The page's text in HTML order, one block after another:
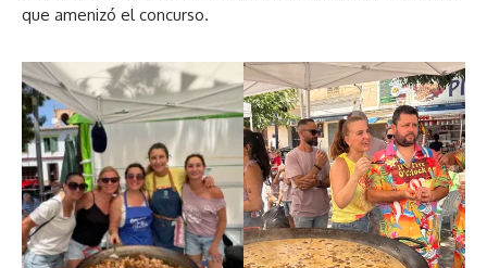
que amenizó el concurso.